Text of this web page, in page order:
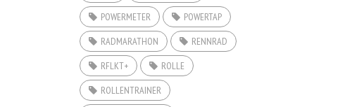
POWERMETER
POWERTAP
RADMARATHON
RENNRAD
RFLKT+
ROLLE
ROLLENTRAINER